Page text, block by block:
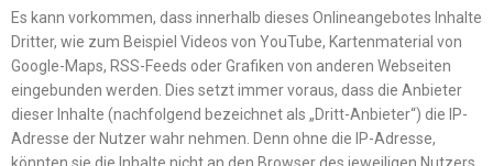
Es kann vorkommen, dass innerhalb dieses Onlineangebotes Inhalte
Dritter, wie zum Beispiel Videos von YouTube, Kartenmaterial von
Google-Maps, RSS-Feeds oder Grafiken von anderen Webseiten
eingebunden werden. Dies setzt immer voraus, dass die Anbieter
dieser Inhalte (nachfolgend bezeichnet als „Dritt-Anbieter“) die IP-
Adresse der Nutzer wahr nehmen. Denn ohne die IP-Adresse,